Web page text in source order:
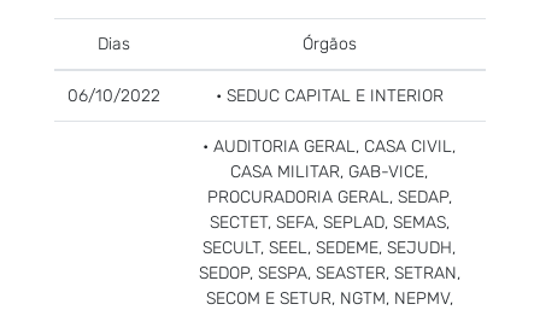
Dias Órgãos
06/10/2022 • SEDUC CAPITAL E INTERIOR
• AUDITORIA GERAL, CASA CIVIL,
CASA MILITAR, GAB-VICE,
PROCURADORIA GERAL, SEDAP,
SECTET, SEFA, SEPLAD, SEMAS,
SECULT, SEEL, SEDEME, SEJUDH,
SEDOP, SESPA, SEASTER, SETRAN,
SECOM E SETUR, NGTM, NEPMV,